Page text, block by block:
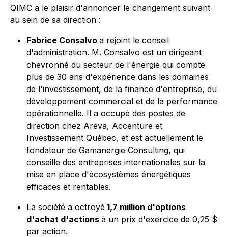
QIMC a le plaisir d'annoncer le changement suivant
au sein de sa direction :
Fabrice Consalvo a rejoint le conseil
d'administration. M. Consalvo est un dirigeant
chevronné du secteur de l'énergie qui compte
plus de 30 ans d'expérience dans les domaines
de l'investissement, de la finance d'entreprise, du
développement commercial et de la performance
opérationnelle. Il a occupé des postes de
direction chez Areva, Accenture et
Investissement Québec, et est actuellement le
fondateur de Gamanergie Consulting, qui
conseille des entreprises internationales sur la
mise en place d'écosystèmes énergétiques
efficaces et rentables.
La société a octroyé 1,7 million d'options
d'achat d'actions à un prix d'exercice de 0,25 $
par action.